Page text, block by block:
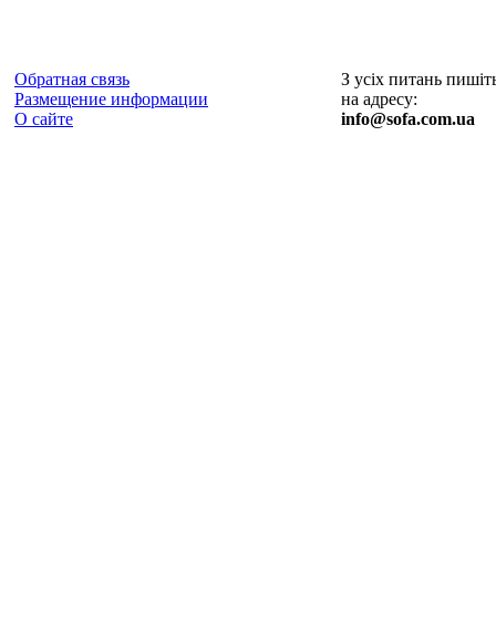
Обратная связь
Размещение информации
О сайте
З усіх питань
на адресу:
info@sofa.com.ua